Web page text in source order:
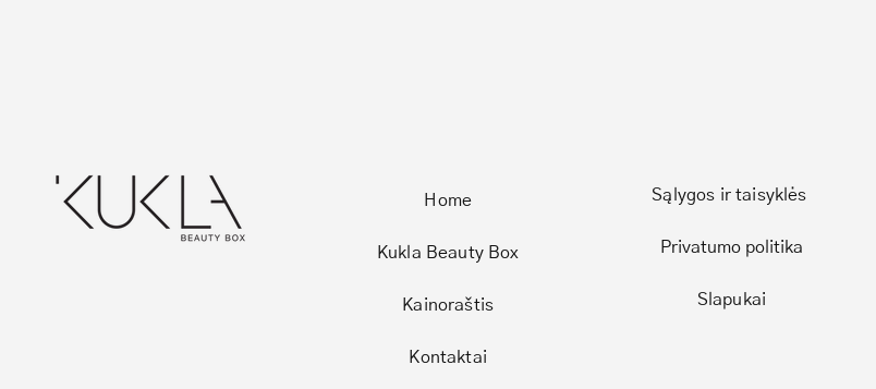
Home
Kukla Beauty Box
Kainoraštis
Kontaktai
Sąlygos ir taisyklės
Privatumo politika
Slapukai